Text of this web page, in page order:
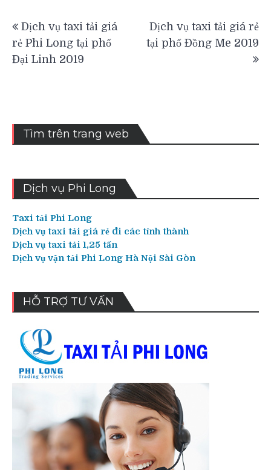
hướng
bài
Dịch vụ taxi tải giá
rẻ Phi Long tại phố
Đại Linh 2019
Dịch vụ taxi tải giá rẻ
tại phố Đồng Me 2019
Tìm trên trang web
Dịch vụ Phi Long
Taxi tải Phi Long
Dịch vụ taxi tải giá rẻ đi các tỉnh thành
Dịch vụ taxi tải 1,25 tấn
Dịch vụ vận tải Phi Long Hà Nội Sài Gòn
HỖ TRỢ TƯ VẤN